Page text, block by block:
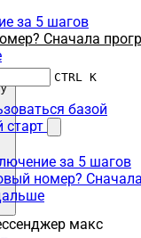
CTRL K
базой
за 5 шагов
номер?
за 5 шагов
Сначала
макс